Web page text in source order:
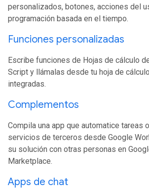
personalizados, botones, acciones del
programación basada en el tiempo.
Funciones personalizadas
Escribe funciones de Hojas de cálculo
Script y llámalas desde tu hoja de
integradas.
Complementos
Compila una app que automatice tareas
servicios de terceros desde Google
su solución con otras personas en
Marketplace.
Apps de chat